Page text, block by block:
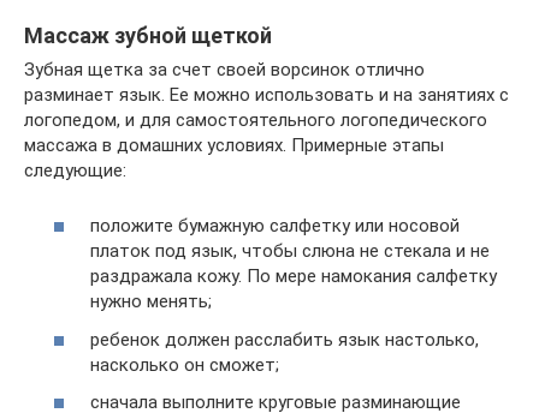
Массаж зубной щеткой
Зубная щетка за счет своей ворсинок отлично
разминает язык. Ее можно использовать и на занятиях с
логопедом, и для самостоятельного логопедического
массажа в домашних условиях. Примерные этапы
следующие:
положите бумажную салфетку или носовой
платок под язык, чтобы слюна не стекала и не
раздражала кожу. По мере намокания салфетку
нужно менять;
ребенок должен расслабить язык настолько,
насколько он сможет;
сначала выполните круговые разминающие